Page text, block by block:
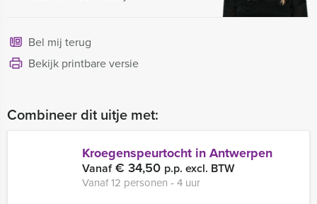
Bel mij terug
Bekijk printbare versie
Combineer dit uitje met:
Kroegenspeurtocht in Antwerpen
Vanaf€ 34,50 p.p. excl. BTW
Vanaf 12 personen ‐ 4 uur